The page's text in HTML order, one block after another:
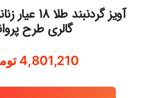
آویز گردنبند
گالری طرح
4,801,210